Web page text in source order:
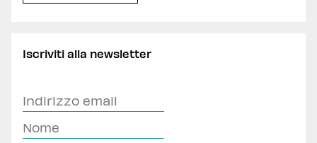
Iscriviti alla newsletter